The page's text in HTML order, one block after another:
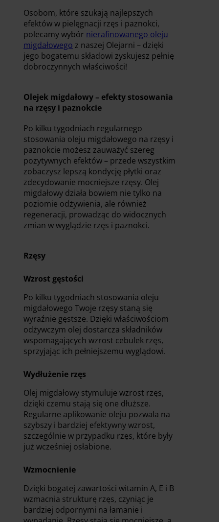
Osobom, które szukają najlepszych
efektów w pielęgnacji rzęs i paznokci,
polecamy wybór nierafinowanego oleju
migdałowego z naszej Olejarni – dzięki
jego bogatemu składowi zyskujesz pełnię
dobroczynnych właściwości!
Olejek migdałowy – efekty stosowania
na rzęsy i paznokcie
Po kilku tygodniach regularnego
stosowania oleju migdałowego na rzęsy i
paznokcie możesz zauważyć szereg
pozytywnych efektów – przede wszystkim
zobaczysz lepszą kondycję płytki oraz
zdecydowanie mocniejsze rzęsy. Olej
migdałowy działa bowiem nie tylko na
poziomie odżywienia, ale również
regeneracji, prowadząc do widocznych
zmian w wyglądzie rzęs i paznokci.
Rzęsy
Wzrost gęstości
Po kilku tygodniach stosowania oleju
migdałowego Twoje rzęsy staną się
wyraźnie gęstsze. Dzięki właściwościom
odżywczym olej dostarcza składników
wspomagających wzrost cebulek rzęs,
sprzyjając ich pełniejszemu wyglądowi.
Wydłużenie rzęs
Olej migdałowy stymuluje wzrost rzęs,
dzięki czemu stają się one dłuższe.
Regularne aplikowanie oleju pozwala na
szybszy i bardziej efektywny wzrost,
szczególnie w przypadku rzęs, które były
już wcześniej osłabione.
Wzmocnienie
Dzięki bogatej zawartości witamin A, E i B
wzmacnia strukturę rzęs, czyniąc je
bardziej odpornymi na łamanie i